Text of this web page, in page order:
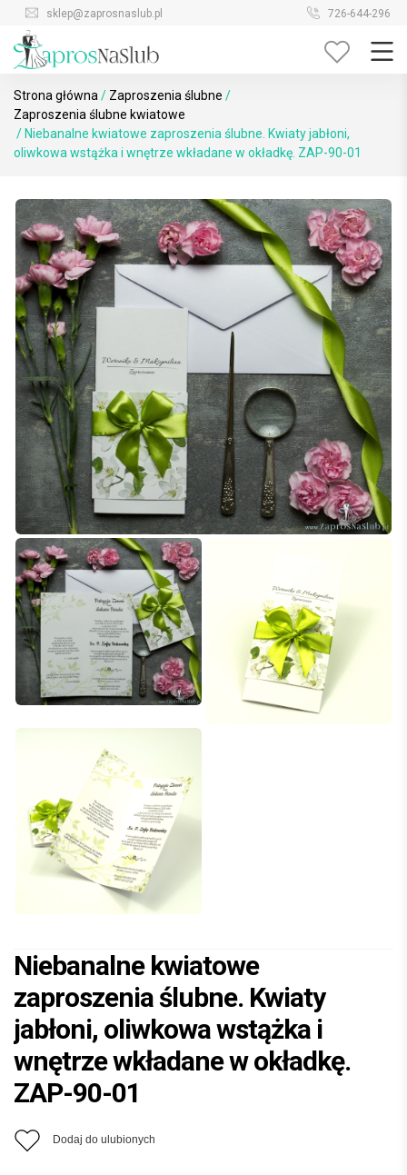
Skip
content
sklep@zaprosnaslub.pl 726-644-296
Strona główna / Zaproszenia ślubne /
Zaproszenia ślubne kwiatowe
/ Niebanalne kwiatowe zaproszenia ślubne. Kwiaty jabłoni,
oliwkowa wstążka i wnętrze wkładane w okładkę. ZAP-90-01
Niebanalne kwiatowe
zaproszenia ślubne. Kwiaty
jabłoni, oliwkowa wstążka i
wnętrze wkładane w okładkę.
ZAP-90-01
Dodaj do ulubionych